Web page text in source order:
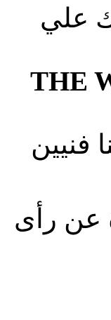
علي
THE
فنيين
عن رأى